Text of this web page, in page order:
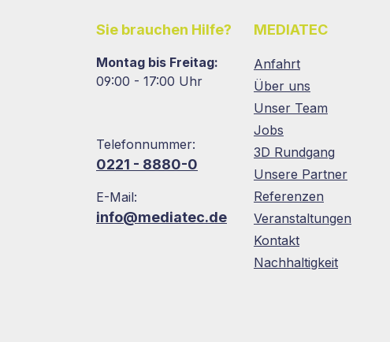
Sie brauchen Hilfe?
Montag bis Freitag:
09:00 - 17:00 Uhr
Telefonnummer:
0221 - 8880-0
E-Mail:
info@mediatec.de
MEDIATEC
Anfahrt
Über uns
Unser Team
Jobs
3D Rundgang
Unsere Partner
Referenzen
Veranstaltungen
Kontakt
Nachhaltigkeit